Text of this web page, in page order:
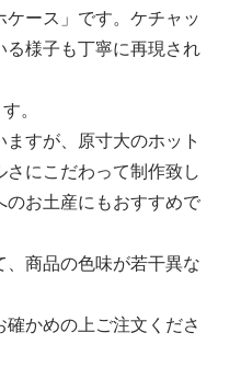
ケース」です。ケチャッ
る様子も丁寧に再現され
。
すが、原寸大のホット
さにこだわって制作致し
のお土産にもおすすめで
商品の色味が若干異な
かめの上ご注文くださ